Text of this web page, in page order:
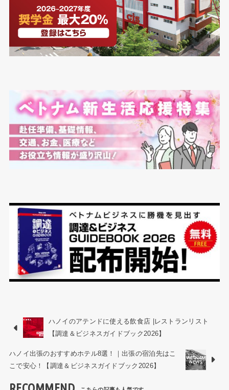
ハノイのアテンドに使える飲食店 |レストランリスト
【調達＆ビジネスガイドブック2026】
ハノイ出張のおすすめホテル8選！｜出張の宿泊先はこ
こで安心！【調達＆ビジネスガイドブック2026】